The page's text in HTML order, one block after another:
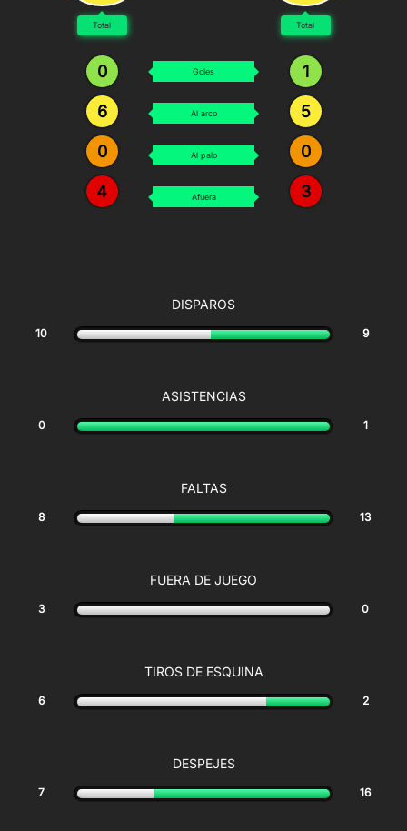
Total
0
6
0
4
Total
1
5
0
3
Goles
Al arco
Al palo
Afuera
DISPAROS
10 9
ASISTENCIAS
0 1
FALTAS
8 13
FUERA DE JUEGO
3 0
TIROS DE ESQUINA
6 2
DESPEJES
7 16